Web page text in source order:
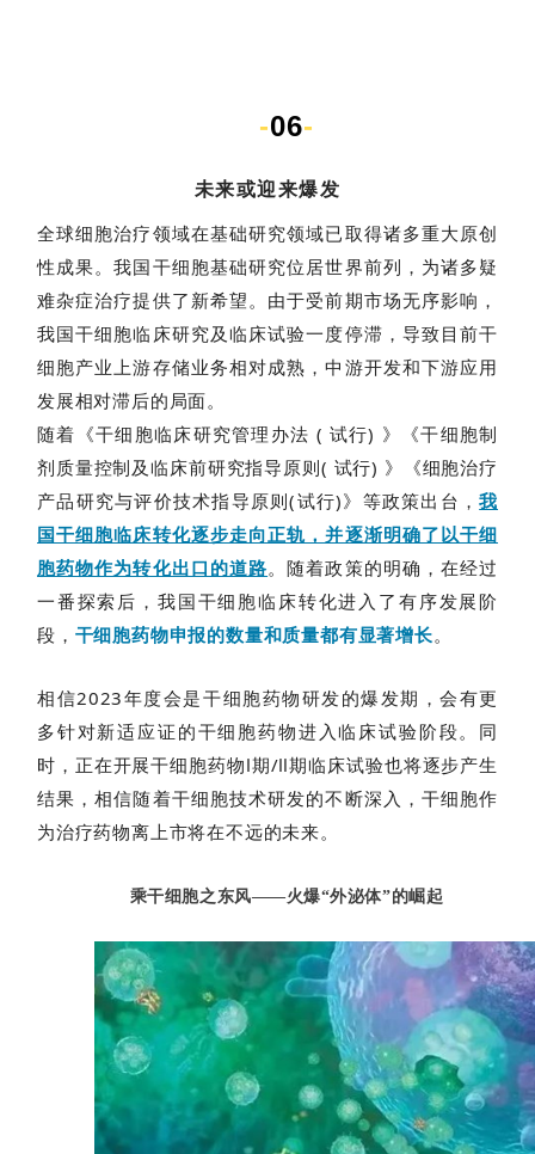
-06-
未来或迎来爆发
全球细胞治疗领域在基础研究领域已取得诸多重大原创
性成果。我国干细胞基础研究位居世界前列，为诸多疑
难杂症治疗提供了新希望。由于受前期市场无序影响，
我国干细胞临床研究及临床试验一度停滞，导致目前干
细胞产业上游存储业务相对成熟，中游开发和下游应用
发展相对滞后的局面。
随着《干细胞临床研究管理办法 ( 试行) 》《干细胞制
剂质量控制及临床前研究指导原则( 试行) 》《细胞治疗
产品研究与评价技术指导原则(试行)》等政策出台，我
国干细胞临床转化逐步走向正轨，并逐渐明确了以干细
胞药物作为转化出口的道路。随着政策的明确，在经过
一番探索后，我国干细胞临床转化进入了有序发展阶
段， 干细胞药物申报的数量和质量都有显著增长。
相信2023年度会是干细胞药物研发的爆发期，会有更
多针对新适应证的干细胞药物进入临床试验阶段。同
时，正在开展干细胞药物Ⅰ期/Ⅱ期临床试验也将逐步产生
结果，相信随着干细胞技术研发的不断深入，干细胞作
为治疗药物离上市将在不远的未来。
乘干细胞之东风——火爆“外泌体”的崛起